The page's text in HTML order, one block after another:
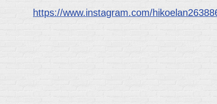
https://www.instagram.com/